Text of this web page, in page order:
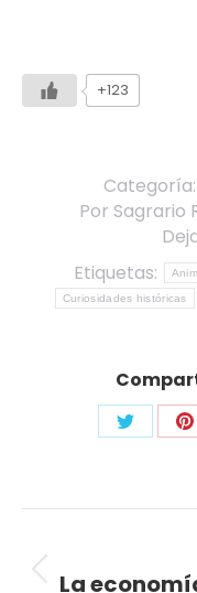
+123
Categoría:
Por Sagrario
Etiquetas:
Curiosidades históricas
Share
Twitter
entre
La